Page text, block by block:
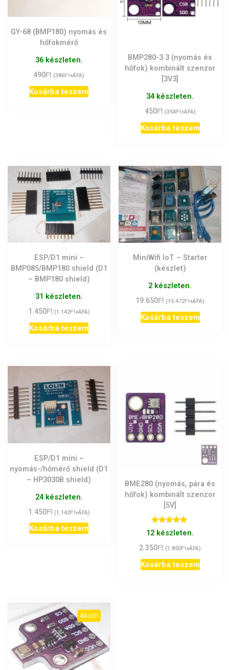
GY-68 (BMP180) nyomás és
hőfokmérő
36 készleten.
490Ft (386Ft+ÁFA)
Kosárba teszem
BMP280-3.3 (nyomás és
hőfok) kombinált szenzor
[3V3]
34 készleten.
450Ft (354Ft+ÁFA)
Kosárba teszem
ESP/D1 mini –
BMP085/BMP180 shield (D1
– BMP180 shield)
31 készleten.
1.450Ft (1.142Ft+ÁFA)
Kosárba teszem
MiniWifi IoT – Starter
(készlet)
2 készleten.
19.650Ft (15.472Ft+ÁFA)
Kosárba teszem
ESP/D1 mini –
nyomás-/hőmérő shield (D1
– HP3030B shield)
24 készleten.
1.450Ft (1.142Ft+ÁFA)
Kosárba teszem
BME280 (nyomás, pára és
hőfok) kombinált szenzor
[5V]
Értékelés:
5.00
12 készleten.
2.350Ft (1.850Ft+ÁFA)
Kosárba teszem
Akció!